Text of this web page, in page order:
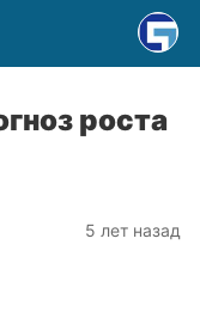
роста
5 лет назад